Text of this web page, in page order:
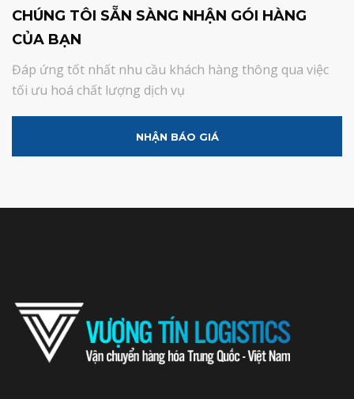
CHÚNG TÔI SẴN SÀNG NHẬN GÓI HÀNG
CỦA BẠN
Đáp ứng tốt nhất nhu cầu khách hàng thông qua việc
tối ưu hoá chất lượng dịch vụ
NHẬN BÁO GIÁ